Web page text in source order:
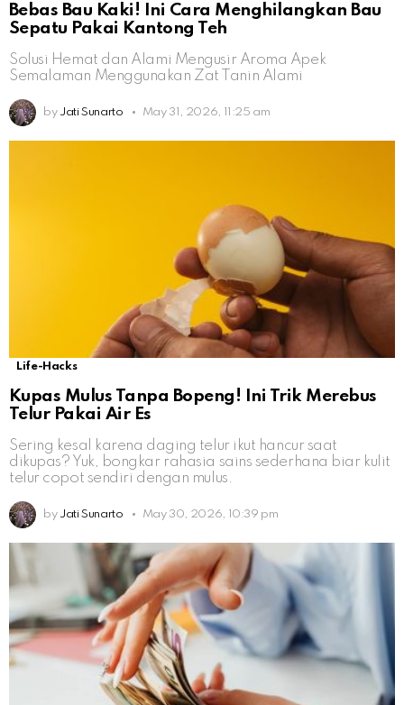
Bebas Bau Kaki! Ini Cara Menghilangkan Bau
Sepatu Pakai Kantong Teh
Solusi Hemat dan Alami Mengusir Aroma Apek
Semalaman Menggunakan Zat Tanin Alami
by Jati Sunarto May 31, 2026, 11:25 am
Life-Hacks
Kupas Mulus Tanpa Bopeng! Ini Trik Merebus
Telur Pakai Air Es
Sering kesal karena daging telur ikut hancur saat
dikupas? Yuk, bongkar rahasia sains sederhana biar kulit
telur copot sendiri dengan mulus.
by Jati Sunarto May 30, 2026, 10:39 pm